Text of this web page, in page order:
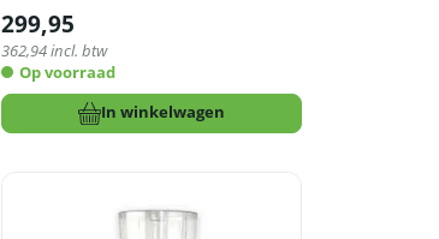
299,95
362,94incl. btw
Op voorraad
In winkelwagen